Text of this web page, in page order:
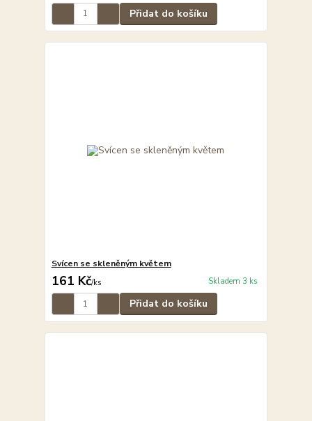
Přidat do košíku
Svícen se skleněným květem
161 Kč/ks Skladem 3 ks
Přidat do košíku